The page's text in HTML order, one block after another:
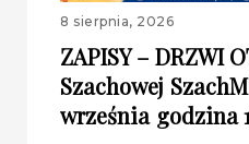
8 sierpnia, 2026
ZAPISY – DRZWI
Szachowej
września godzina